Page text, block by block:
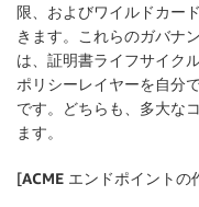
限、およびワイルドカー
きます。これらのガバナ
は、証明書ライフサイク
ポリシーレイヤーを自分
です。どちらも、多大な
ます。
[ACME エンドポイントの